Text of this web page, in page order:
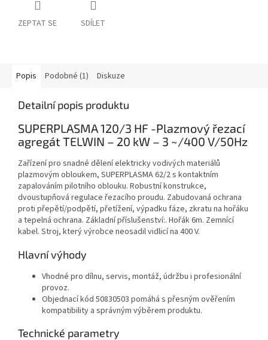
ZEPTAT SE SDÍLET
Popis Podobné (1) Diskuze
Detailní popis produktu
SUPERPLASMA 120/3 HF -Plazmový řezací
agregát TELWIN – 20 kW – 3 ~/400 V/50Hz
Zařízení pro snadné dělení elektricky vodivých materiálů
plazmovým obloukem, SUPERPLASMA 62/2 s kontaktním
zapalováním pilotního oblouku. Robustní konstrukce,
dvoustupňová regulace řezacího proudu. Zabudovaná ochrana
proti přepětí/podpětí, přetížení, výpadku fáze, zkratu na hořáku
a tepelná ochrana. Základní příslušenství:. Hořák 6m. Zemnící
kabel. Stroj, který výrobce neosadil vidlicí na 400 V.
Hlavní výhody
Vhodné pro dílnu, servis, montáž, údržbu i profesionální
provoz.
Objednací kód 50830503 pomáhá s přesným ověřením
kompatibility a správným výběrem produktu.
Technické parametry